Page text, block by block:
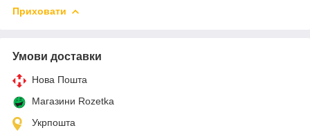
Приховати
Умови доставки
Нова Пошта
Магазини Rozetka
Укрпошта